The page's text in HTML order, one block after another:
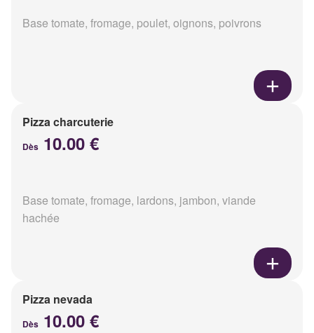
Base tomate, fromage, poulet, oignons, poivrons
Pizza charcuterie
Dès 10.00 €
Base tomate, fromage, lardons, jambon, viande
hachée
Pizza nevada
Dès 10.00 €